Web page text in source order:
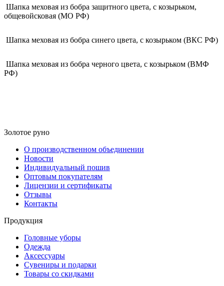
Шапка меховая из бобра защитного цвета, с козырьком,
общевойсковая (МО РФ)
Шапка меховая из бобра синего цвета, с козырьком (ВКС РФ)
Шапка меховая из бобра черного цвета, с козырьком (ВМФ
РФ)
Золотое руно
О производственном объединении
Новости
Индивидуальный пошив
Оптовым покупателям
Лицензии и сертификаты
Отзывы
Контакты
Продукция
Головные уборы
Одежда
Аксессуары
Сувениры и подарки
Товары со скидками